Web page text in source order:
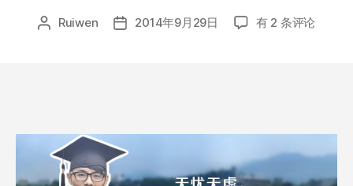
文 Ruiwen
发 2014年9月29日
123
师-
何
有 2 条评论